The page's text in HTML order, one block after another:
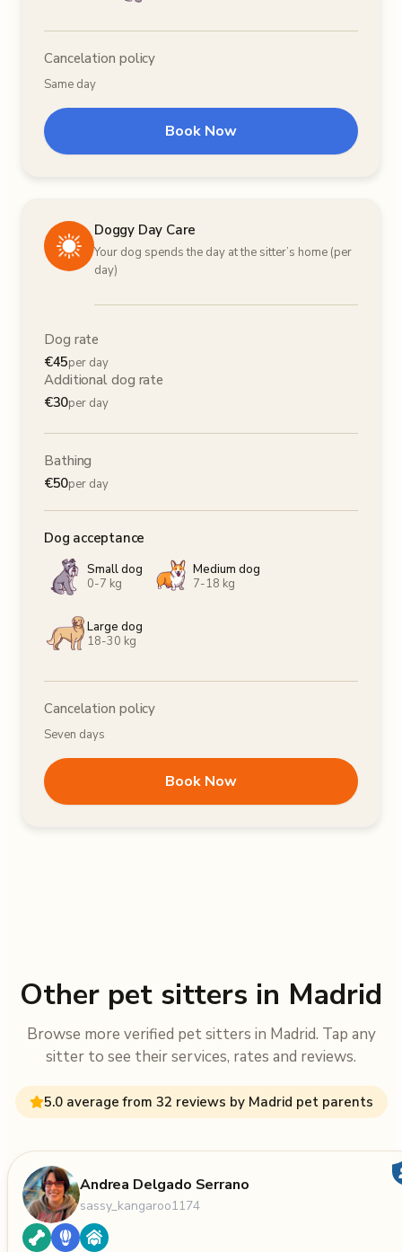
Cancelation policy
Same day
Book Now
Doggy Day Care
Your dog spends the day at the sitter’s home (per
day)
Dog rate
€45per day
Additional dog rate
€30per day
Bathing
€50per day
Dog acceptance
Small dog
0-7 kg
Medium dog
7-18 kg
Large dog
18-30 kg
Cancelation policy
Seven days
Book Now
Other pet sitters in Madrid
Browse more verified pet sitters in Madrid. Tap any
sitter to see their services, rates and reviews.
5.0 average from 32 reviews by Madrid pet parents
Andrea Delgado Serrano
sassy_kangaroo1174